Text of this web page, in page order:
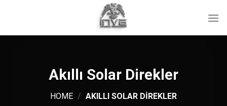
Akıllı Solar Direkler
HOME / AKILLI SOLAR DIREKLER